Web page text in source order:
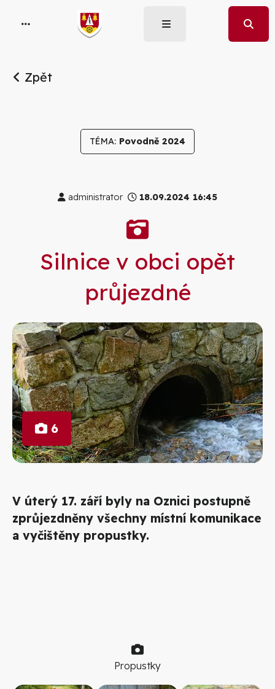
Zpět
TÉMA: Povodně 2024
administrator 18.09.2024 16:45
Galerie
Silnice v obci opět
průjezdné
6
V úterý 17. září byly na Oznici postupně
zprůjezdněny všechny místní komunikace
a vyčištěny propustky.
Propustky